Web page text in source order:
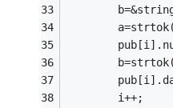
		b=strtok(
		i++;